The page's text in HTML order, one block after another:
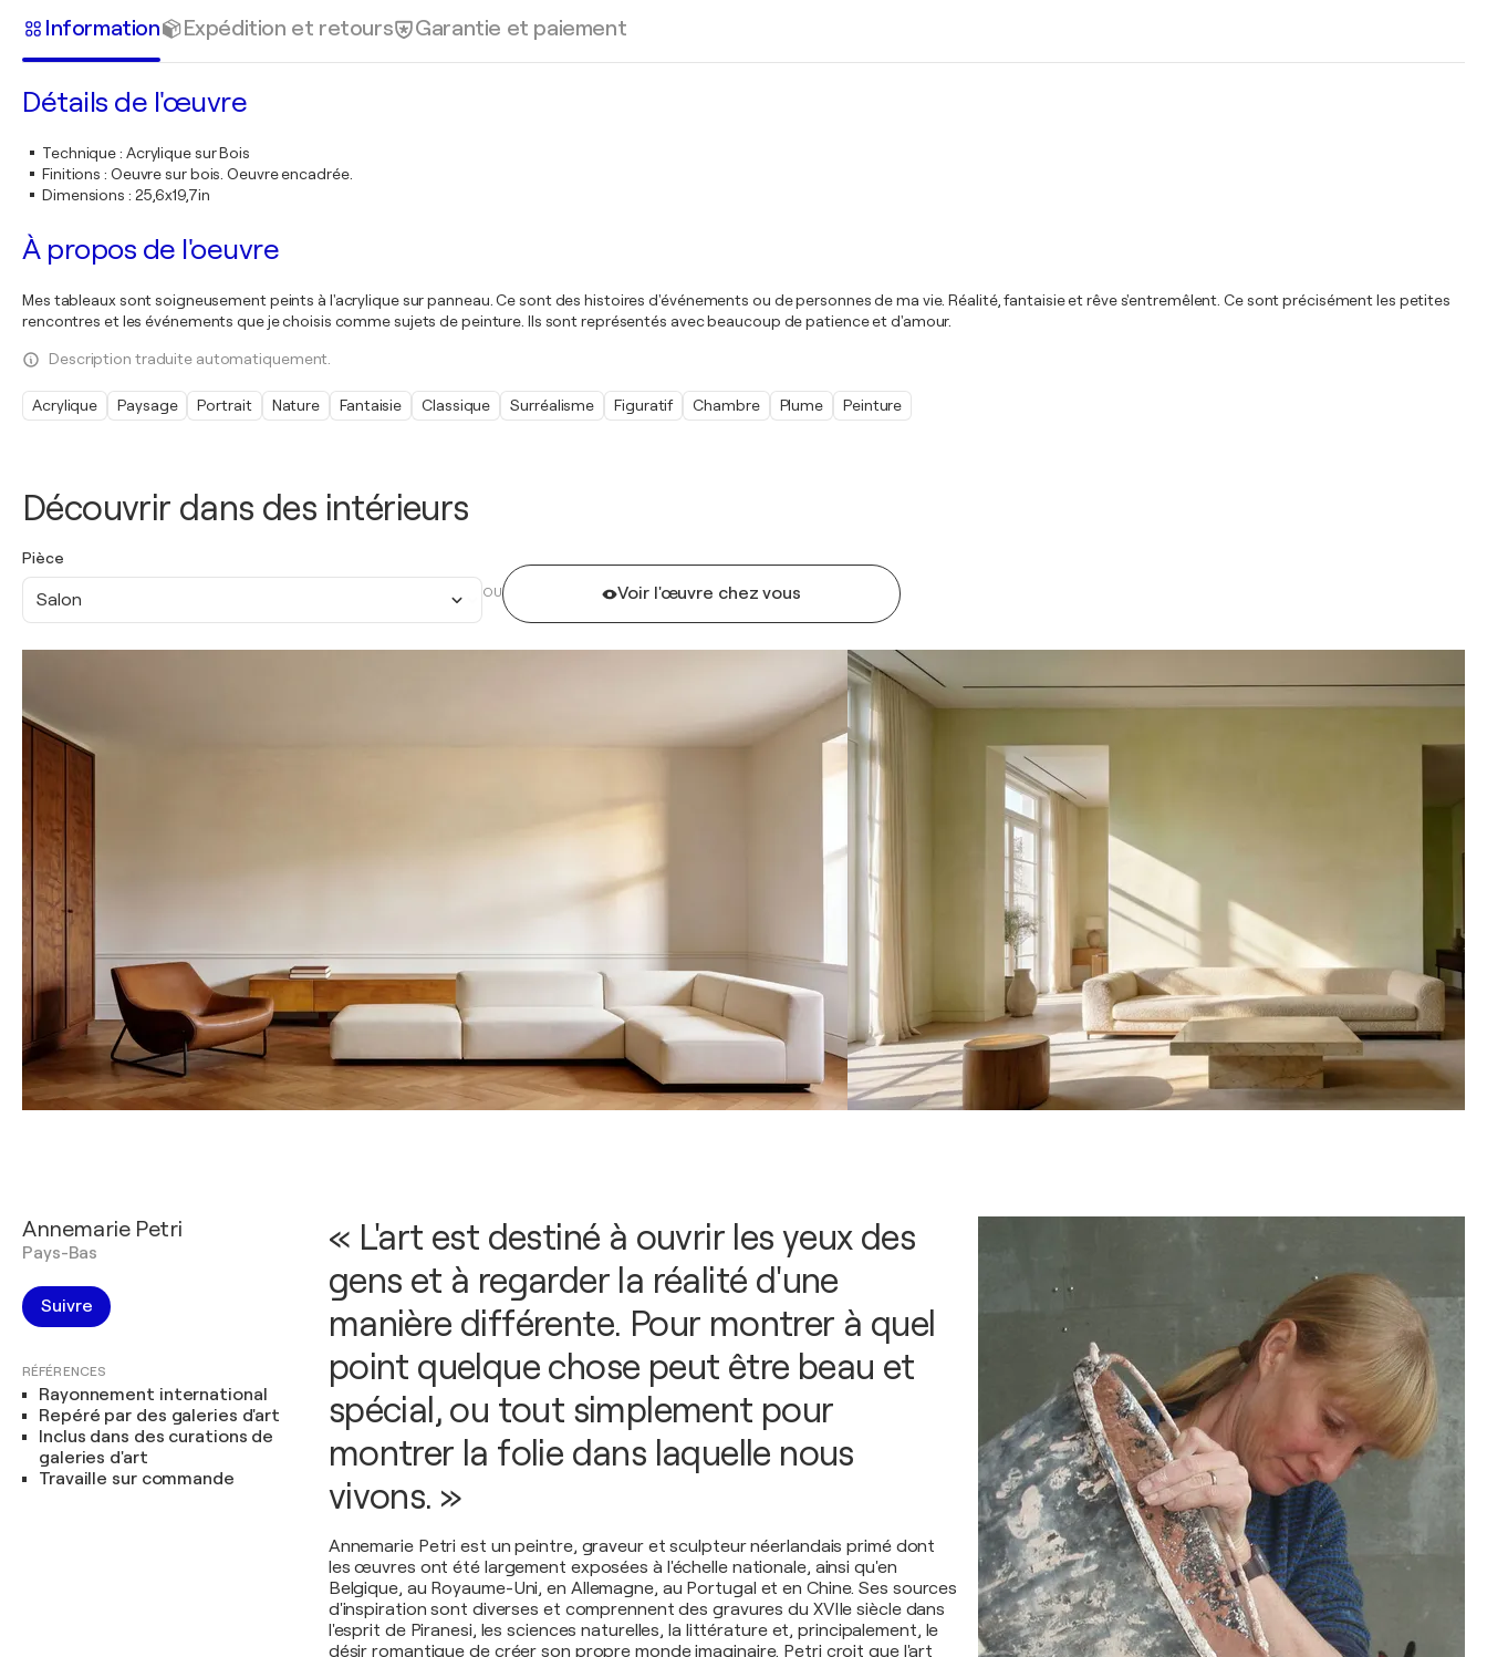
Découvrir dans des intérieurs
Pièce
Salon OU Voir l'œuvre chez vous
Information Expédition et retours Garantie et paiement
Détails de l'œuvre
Technique: Acrylique sur Bois
Finitions : Oeuvre sur bois. Oeuvre encadrée.
Dimensions : 25,6x19,7in
À propos de l'oeuvre
Mes tableaux sont soigneusement peints à l'acrylique sur panneau. Ce sont des histoires d'événements ou de personnes de ma vie. Réalité, fantaisie et rêve s'entremêlent. Ce sont précisément les petites
rencontres et les événements que je choisis comme sujets de peinture. Ils sont représentés avec beaucoup de patience et d'amour.
Description traduite automatiquement.
Acrylique Paysage Portrait Nature Fantaisie Classique Surréalisme Figuratif Chambre Plume Peinture
Annemarie Petri
Pays-Bas
Suivre
RÉFÉRENCES
Rayonnement international
Repéré par des galeries d'art
Inclus dans des curations de
galeries d'art
Travaille sur commande
« L'art est destiné à ouvrir les yeux des
gens et à regarder la réalité d'une
manière différente. Pour montrer à quel
point quelque chose peut être beau et
spécial, ou tout simplement pour
montrer la folie dans laquelle nous
vivons. »
Annemarie Petri est un peintre, graveur et sculpteur néerlandais primé dont
les œuvres ont été largement exposées à l'échelle nationale, ainsi qu'en
Belgique, au Royaume-Uni, en Allemagne, au Portugal et en Chine. Ses sources
d'inspiration sont diverses et comprennent des gravures du XVIIe siècle dans
l'esprit de Piranesi, les sciences naturelles, la littérature et, principalement, le
désir romantique de créer son propre monde imaginaire. Petri croit que l'art